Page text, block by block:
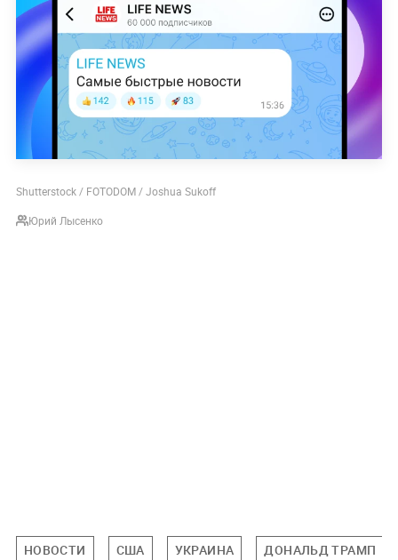
Shutterstock / FOTODOM / Joshua Sukoff
Юрий Лысенко
НОВОСТИ США УКРАИНА ДОНАЛЬД ТРАМП